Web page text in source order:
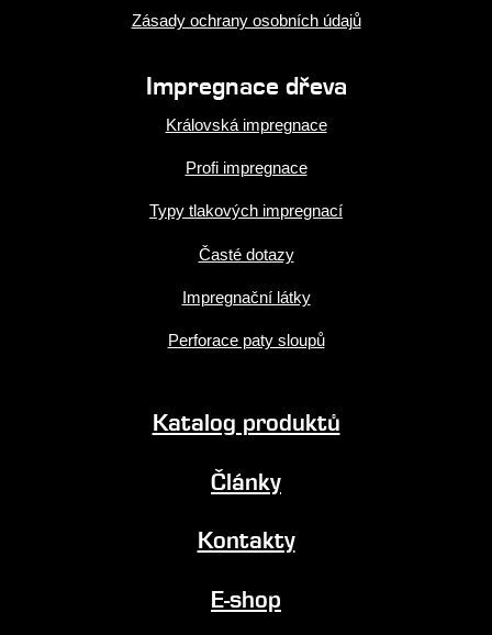
Zásady ochrany osobních údajů
Impregnace dřeva
Královská impregnace
Profi impregnace
Typy tlakových impregnací
Časté dotazy
Impregnační látky
Perforace paty sloupů
Katalog produktů
Články
Kontakty
E-shop